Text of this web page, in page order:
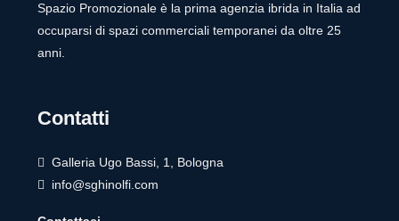
Spazio Promozionale è la prima agenzia ibrida in Italia ad
occuparsi di spazi commerciali temporanei da oltre 25
anni.
Contatti
Galleria Ugo Bassi, 1, Bologna
info@sghinolfi.com